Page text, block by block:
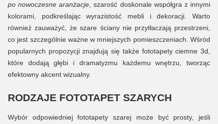
po nowoczesne aranżacje, szarość doskonale współgra z innymi
kolorami, podkreślając wyrazistość mebli i dekoracji. Warto
również zauważyć, że szare ściany nie przytłaczają przestrzeni,
co jest szczególnie ważne w mniejszych pomieszczeniach. Wśród
popularnych propozycji znajdują się także fototapety ciemne 3d,
które dodają głębi i dramatyzmu każdemu wnętrzu, tworząc
efektowny akcent wizualny.
RODZAJE FOTOTAPET SZARYCH
Wybór odpowiedniej fototapety szarej może być prosty, jeśli